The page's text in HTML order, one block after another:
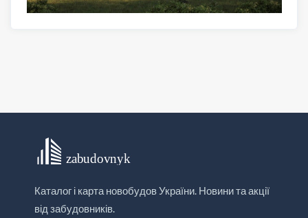
Каталог і карта новобудов України. Новини та акції
від забудовників.